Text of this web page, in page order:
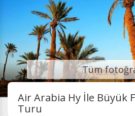
Tüm
Air Arabia Hy İle Büyük
Turu